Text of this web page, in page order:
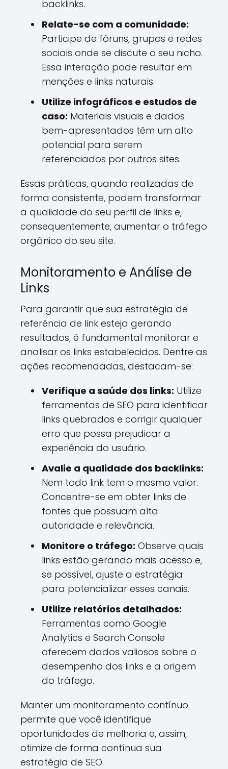
backlinks.
Relate-se com a comunidade:
Participe de fóruns, grupos e redes
sociais onde se discute o seu nicho.
Essa interação pode resultar em
menções e links naturais.
Utilize infográficos e estudos de
caso: Materiais visuais e dados
bem-apresentados têm um alto
potencial para serem
referenciados por outros sites.
Essas práticas, quando realizadas de
forma consistente, podem transformar
a qualidade do seu perfil de links e,
consequentemente, aumentar o tráfego
orgânico do seu site.
Monitoramento e Análise de
Links
Para garantir que sua estratégia de
referência de link esteja gerando
resultados, é fundamental monitorar e
analisar os links estabelecidos. Dentre as
ações recomendadas, destacam-se:
Verifique a saúde dos links: Utilize
ferramentas de SEO para identificar
links quebrados e corrigir qualquer
erro que possa prejudicar a
experiência do usuário.
Avalie a qualidade dos backlinks:
Nem todo link tem o mesmo valor.
Concentre-se em obter links de
fontes que possuam alta
autoridade e relevância.
Monitore o tráfego: Observe quais
links estão gerando mais acesso e,
se possível, ajuste a estratégia
para potencializar esses canais.
Utilize relatórios detalhados:
Ferramentas como Google
Analytics e Search Console
oferecem dados valiosos sobre o
desempenho dos links e a origem
do tráfego.
Manter um monitoramento contínuo
permite que você identifique
oportunidades de melhoria e, assim,
otimize de forma contínua sua
estratégia de SEO.